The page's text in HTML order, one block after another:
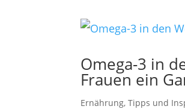
Omega-3 in
Frauen ein
Ernährung,Tipps und